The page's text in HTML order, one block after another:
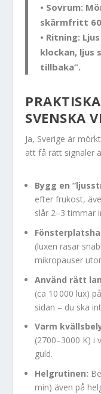
• Sovrum:
skärmfritt 60
• Ritning:
klockan, ljus
tillbaka”.
SVENSKA
Ja, Sverige är
att få rätt signaler
Bygg en
efter frukost,
slår 2–3 timmar
(luxen rasar
mikropauser
Använd rätt
(ca 10 000 lux)
sidan – du ska
Varm
(2700–3000 K) i
guld.
Helgrutinen:
min) även på